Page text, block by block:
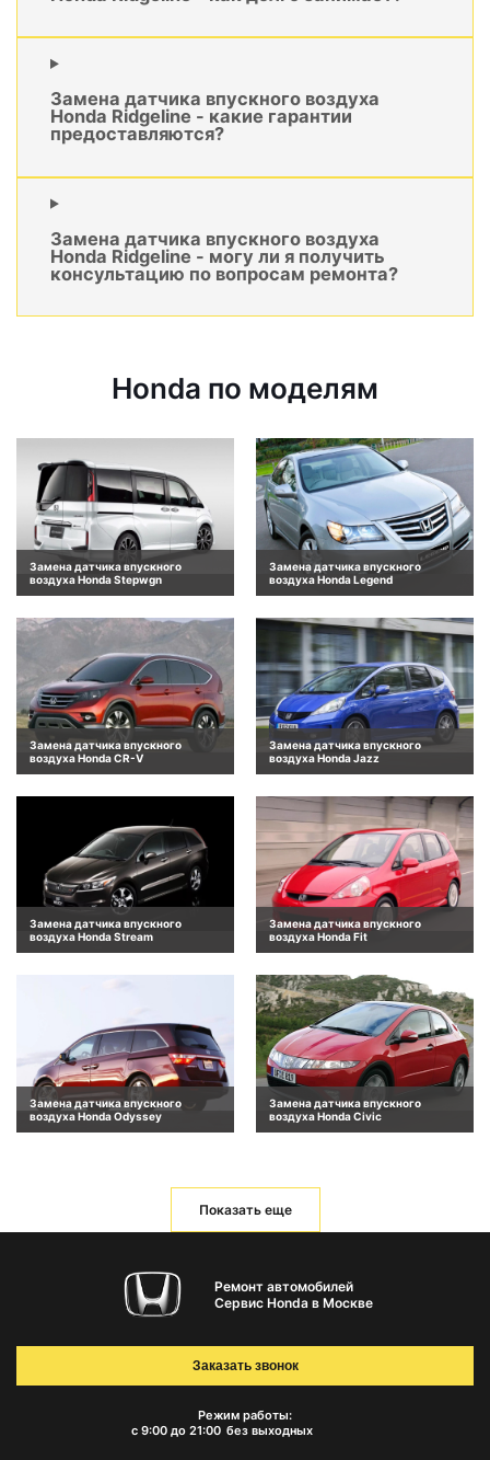
Замена датчика впускного воздуха
Honda Ridgeline - какие гарантии
предоставляются?
Замена датчика впускного воздуха
Honda Ridgeline - могу ли я получить
консультацию по вопросам ремонта?
Honda по моделям
Замена датчика впускного
воздуха Honda Stepwgn
Замена датчика впускного
воздуха Honda Legend
Замена датчика впускного
воздуха Honda CR-V
Замена датчика впускного
воздуха Honda Jazz
Замена датчика впускного
воздуха Honda Stream
Замена датчика впускного
воздуха Honda Fit
Замена датчика впускного
воздуха Honda Odyssey
Замена датчика впускного
воздуха Honda Civic
Показать еще
Ремонт автомобилей
Сервис Honda в Москве
Режим работы:
с 9:00 до 21:00 без выходных
Заказать звонок